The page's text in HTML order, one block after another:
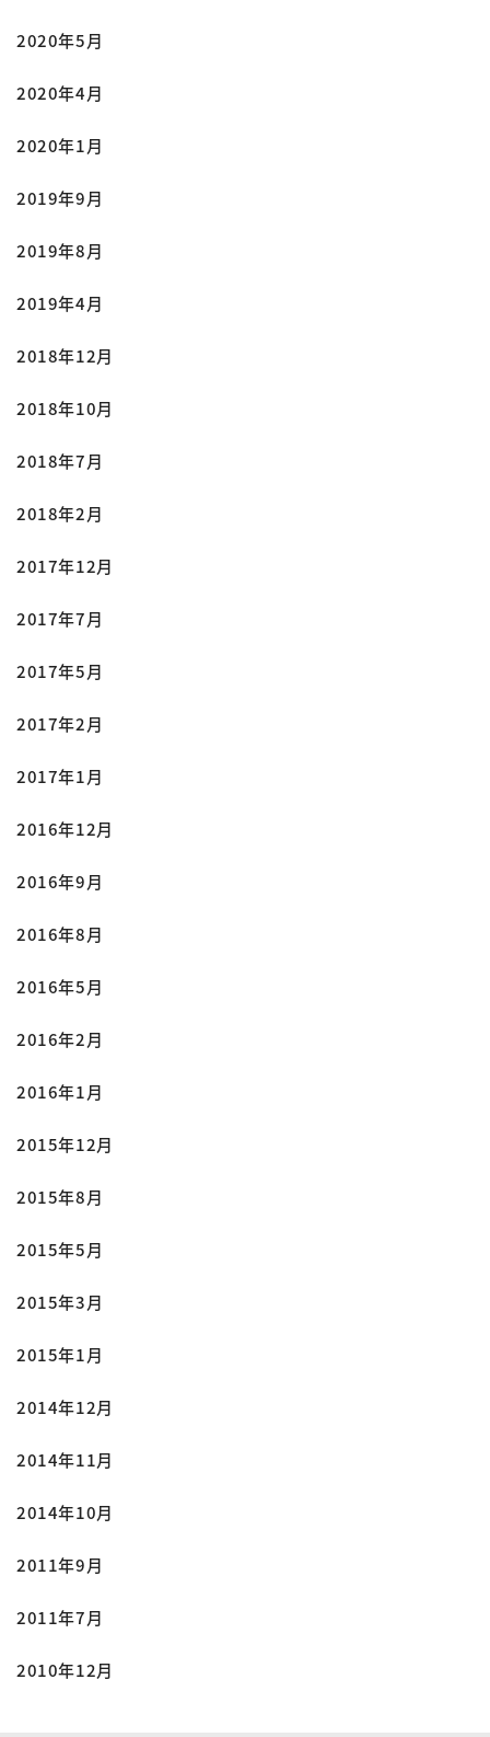
2020年5月
2020年4月
2020年1月
2019年9月
2019年8月
2019年4月
2018年12月
2018年10月
2018年7月
2018年2月
2017年12月
2017年7月
2017年5月
2017年2月
2017年1月
2016年12月
2016年9月
2016年8月
2016年5月
2016年2月
2016年1月
2015年12月
2015年8月
2015年5月
2015年3月
2015年1月
2014年12月
2014年11月
2014年10月
2011年9月
2011年7月
2010年12月